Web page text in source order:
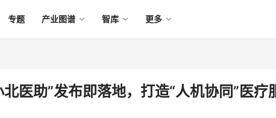
专题 产业图谱 智库 更多
医助”发布即落地，打造“人机协同”医疗